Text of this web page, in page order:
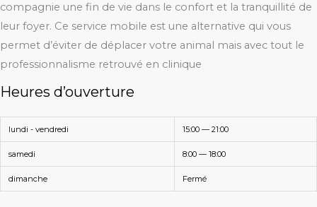
compagnie une fin de vie dans le confort et la tranquillité de
leur foyer. Ce service mobile est une alternative qui vous
permet d’éviter de déplacer votre animal mais avec tout le
professionnalisme retrouvé en clinique
Heures d’ouverture
lundi - vendredi 15:00 — 21:00
samedi 8:00 — 18:00
dimanche Fermé